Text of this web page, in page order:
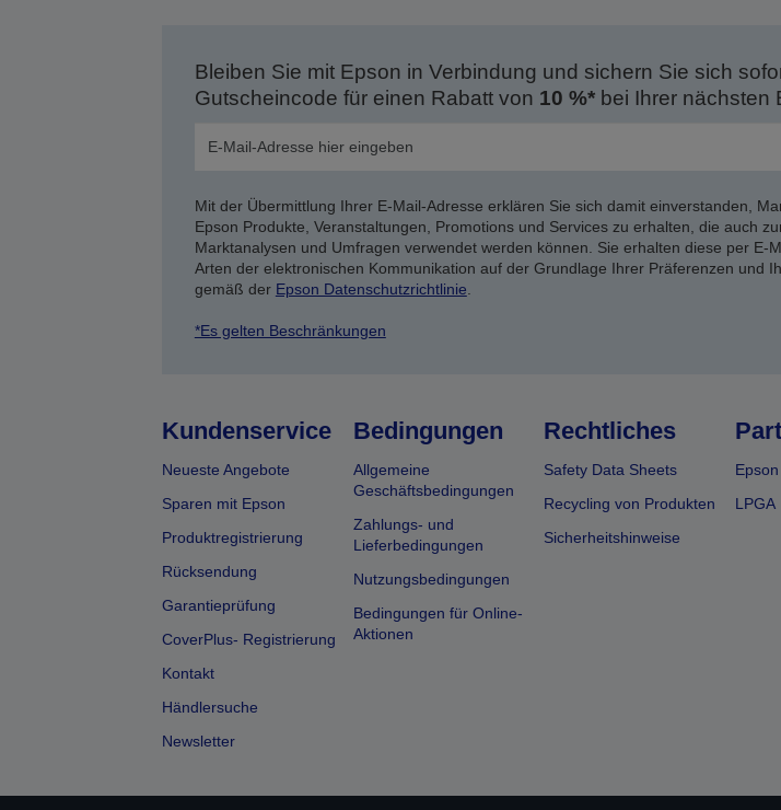
Bleiben Sie mit Epson in Verbindung und sichern Sie sich
Gutscheincode für einen Rabatt von 10 %*bei Ihrer nächsten
Mit der Übermittlung Ihrer E-Mail-Adresse erklären Sie sich damit einverstanden,
Epson Produkte, Veranstaltungen, Promotions und Services zu erhalten, die auch
Marktanalysen und Umfragen verwendet werden können. Sie erhalten diese per E-
Arten der elektronischen Kommunikation auf der Grundlage Ihrer Präferenzen und
gemäß der Epson Datenschutzrichtlinie
*Es gelten Beschränkungen
Kundenservice
Neueste Angebote
Sparen mit Epson
Produktregistrierung
Rücksendung
Garantieprüfung
CoverPlus- Registrierung
Kontakt
Händlersuche
Newsletter
Bedingungen
Allgemeine
Geschäftsbedingungen
Zahlungs- und
Lieferbedingungen
Nutzungsbedingungen
Bedingungen für Online-
Aktionen
Rechtliches
Safety Data Sheets
Recycling von Produkten
Sicherheitshinweise
LPGA